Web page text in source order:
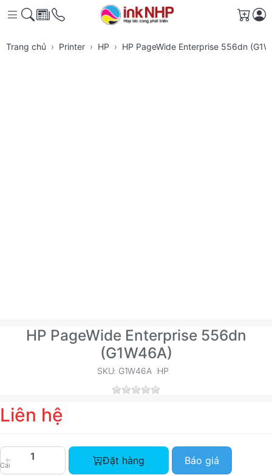
Giỏ
Trang chủ Printer HP HP PageWide Enterprise 556dn
HP PageWide Enterprise 556dn
(G1W46A)
SKU: G1W46A HP
Liên hệ
Cái
HP PageWide Enterprise 556dn (G1W46A) với
Đặt hàng Báo giá